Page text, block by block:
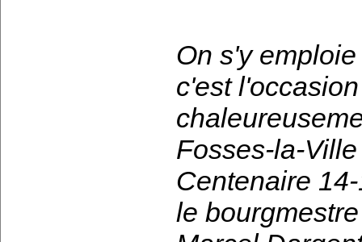
On s'y
c'est
Fosses-la-
Centenaire
le